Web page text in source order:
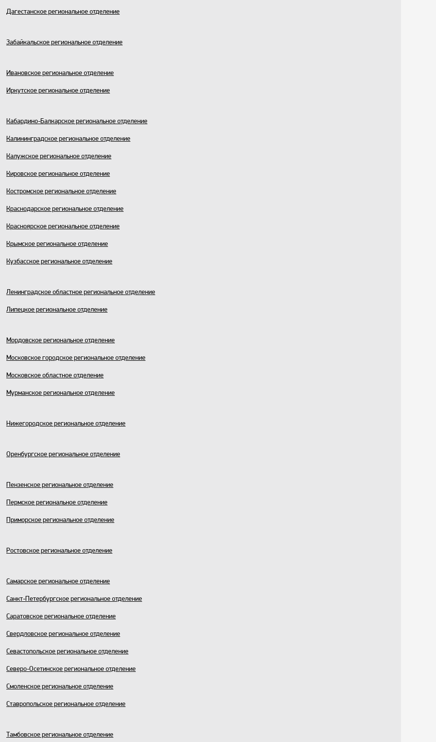
Дагестанское региональное отделение
Забайкальское региональное отделение
Ивановское региональное отделение
Иркутское региональное отделение
Кабардино-Балкарское региональное отделение
Калининградское региональное отделение
Калужское региональное отделение
Кировское региональное отделение
Костромское региональное отделение
Краснодарское региональное отделение
Красноярское региональное отделение
Крымское региональное отделение
Кузбасское региональное отделение
Ленинградское областное региональное отделение
​Липецкое региональное отделение
Мордовское региональное отделение
Московское городское региональное отделение
Московское областное отделение
Мурманское региональное отделение
Нижегородское региональное отделение
Оренбургское региональное отделение
Пензенское региональное отделение
Пермское региональное отделение
Приморское региональное отделение
Ростовское региональное отделение
Самарское региональное отделение
Санкт-Петербургское региональное отделение
Саратовское региональное отделение
Свердловское региональное отделение
Севастопольское региональное отделение
Северо-Осетинское региональное отделение
Смоленское региональное отделение
Ставропольское региональное отделение
Тамбовское региональное отделение